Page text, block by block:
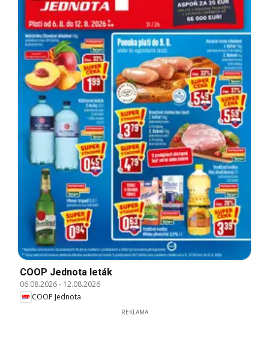
COOP Jednota leták
06.08.2026- 12.08.2026
COOP Jednota
REKLAMA